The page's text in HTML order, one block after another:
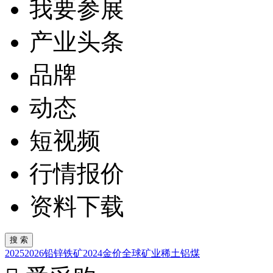
我要参展
产业头条
品牌
动态
短视频
行情报价
资料下载
20252026铅锌铁矿2024金价全球矿业稀土铝煤